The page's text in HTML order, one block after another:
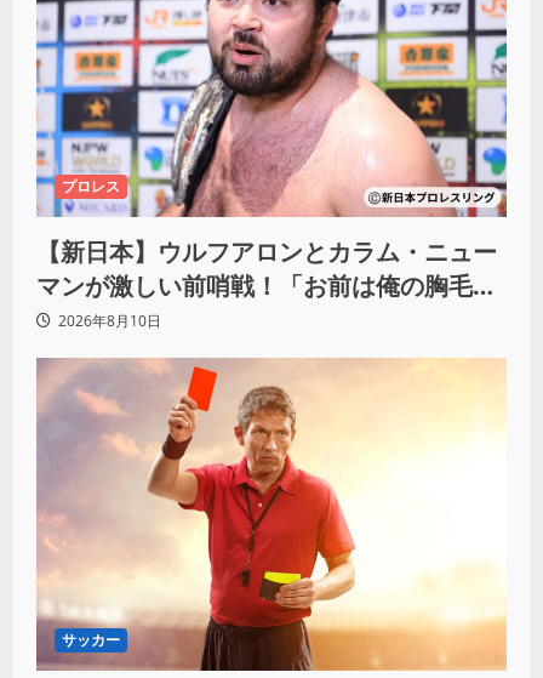
プロレス
【新日本】ウルフアロンとカラム・ニュー
マンが激しい前哨戦！「お前は俺の胸毛に
カラム(絡む)小バエと一緒だ」
2026年8月10日
サッカー